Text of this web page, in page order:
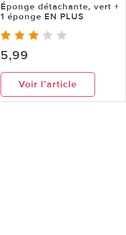
Éponge détachante, vert +
1 éponge EN PLUS
5,99
Voir l’article